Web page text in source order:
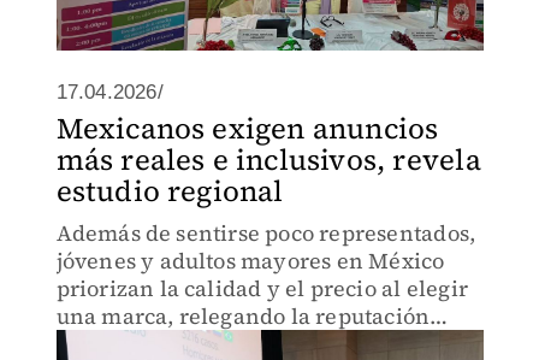
17.04.2026/
Mexicanos exigen anuncios
más reales e inclusivos, revela
estudio regional
Además de sentirse poco representados,
jóvenes y adultos mayores en México
priorizan la calidad y el precio al elegir
una marca, relegando la reputación
corporativa a un segundo plano.